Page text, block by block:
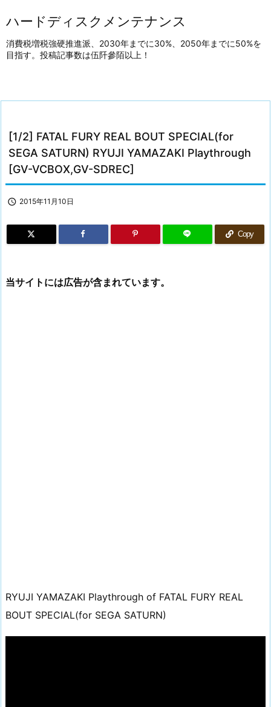
ハードディスクメンテナンス
消費税増税強硬推進派、2030年までに30%、2050年までに50%を
目指す。投稿記事数は伍阡參陌以上！
[1/2] FATAL FURY REAL BOUT SPECIAL(for
SEGA SATURN) RYUJI YAMAZAKI Playthrough
[GV-VCBOX,GV-SDREC]
 2015年11月10日
Copy
当サイトには広告が含まれています。
RYUJI YAMAZAKI Playthrough of FATAL FURY REAL
BOUT SPECIAL(for SEGA SATURN)